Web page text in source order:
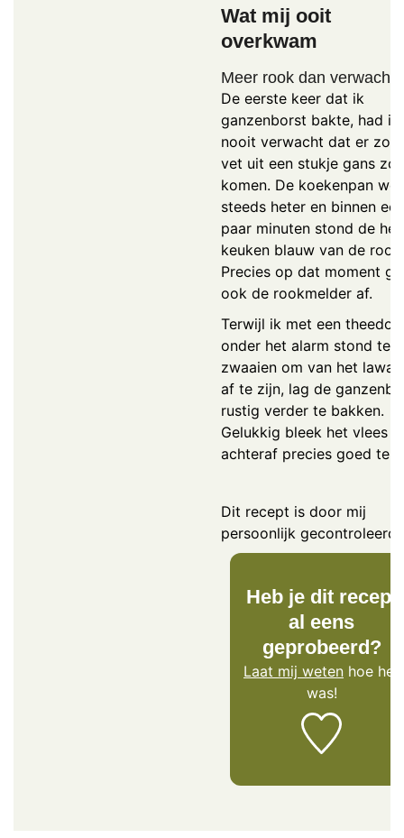
Wat mij ooit
overkwam
Meer rook dan verwacht
De eerste keer dat ik
ganzenborst bakte, had ik
nooit verwacht dat er
vet uit een stukje gans zou
komen. De koekenpan
steeds heter en binnen een
paar minuten stond de
keuken blauw van de rook.
Precies op dat moment
ook de rookmelder af.
Terwijl ik met een
onder het alarm stond te
zwaaien om van het
af te zijn, lag de
rustig verder te bakken.
Gelukkig bleek het vlees
achteraf precies goed te
Dit recept is door mij
persoonlijk gecontroleerd.
Heb je dit recept
al eens
geprobeerd?
Laat mij weten hoe het
was!